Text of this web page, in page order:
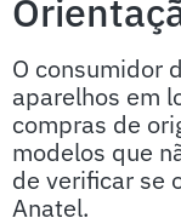
O consumidor
aparelhos em
compras de
modelos que
de verificar se
Anatel.